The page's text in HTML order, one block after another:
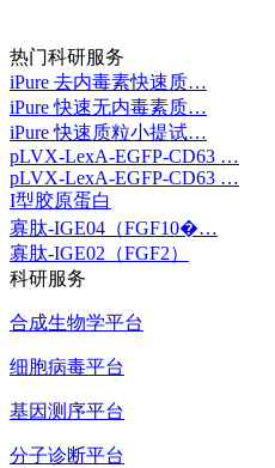
热门科研服务
iPure 去内毒素快速质…
iPure 快速无内毒素质…
iPure 快速质粒小提试…
pLVX-LexA-EGFP-CD63 …
pLVX-LexA-EGFP-CD63 …
I型胶原蛋白
寡肽-IGE04（FGF10�…
寡肽-IGE02（FGF2）
科研服务
合成生物学平台
细胞病毒平台
基因测序平台
分子诊断平台